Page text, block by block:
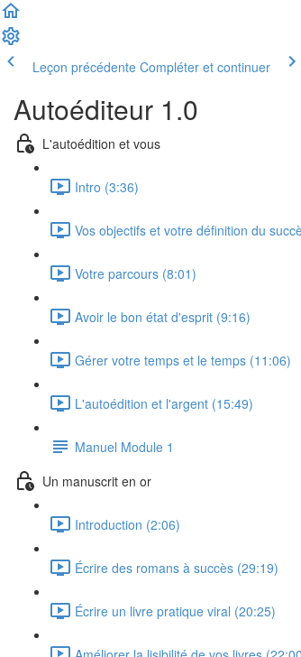
Leçon précédente Compléter et continuer
Autoéditeur 1.0
L'autoédition et vous
Intro (3:36)
Vos objectifs et votre définition du
Votre parcours (8:01)
Avoir le bon état d'esprit (9:16)
Gérer votre temps et le temps (11:06)
L'autoédition et l'argent (15:49)
Manuel Module 1
Un manuscrit en or
Introduction (2:06)
Écrire des romans à succès (29:19)
Écrire un livre pratique viral (20:25)